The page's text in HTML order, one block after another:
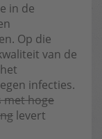
in de
Op die
van de
infecties.
met hoge
levert